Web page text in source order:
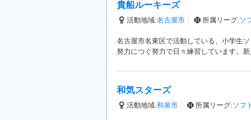
貴船ルーキーズ
活動地域:名古屋市 所属リーグ:ソ
名古屋市名東区で活動している、小学生ソ
努力につぐ努力で日々練習しています。
和気スターズ
活動地域:和泉市 所属リーグ:ソフ